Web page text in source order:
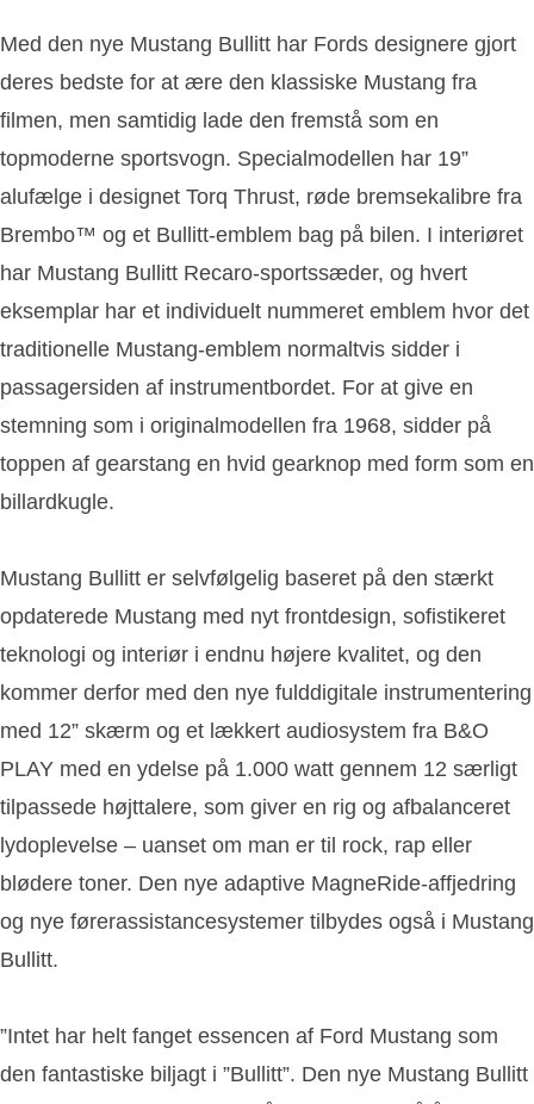
Med den nye Mustang Bullitt har Fords designere gjort
deres bedste for at ære den klassiske Mustang fra
filmen, men samtidig lade den fremstå som en
topmoderne sportsvogn. Specialmodellen har 19”
alufælge i designet Torq Thrust, røde bremsekalibre fra
Brembo™ og et Bullitt-emblem bag på bilen. I interiøret
har Mustang Bullitt Recaro-sportssæder, og hvert
eksemplar har et individuelt nummeret emblem hvor det
traditionelle Mustang-emblem normaltvis sidder i
passagersiden af instrumentbordet. For at give en
stemning som i originalmodellen fra 1968, sidder på
toppen af gearstang en hvid gearknop med form som en
billardkugle.
Mustang Bullitt er selvfølgelig baseret på den stærkt
opdaterede Mustang med nyt frontdesign, sofistikeret
teknologi og interiør i endnu højere kvalitet, og den
kommer derfor med den nye fulddigitale instrumentering
med 12” skærm og et lækkert audiosystem fra B&O
PLAY med en ydelse på 1.000 watt gennem 12 særligt
tilpassede højttalere, som giver en rig og afbalanceret
lydoplevelse – uanset om man er til rock, rap eller
blødere toner. Den nye adaptive MagneRide-affjedring
og nye førerassistancesystemer tilbydes også i Mustang
Bullitt.
”Intet har helt fanget essencen af Ford Mustang som
den fantastiske biljagt i ”Bullitt”. Den nye Mustang Bullitt